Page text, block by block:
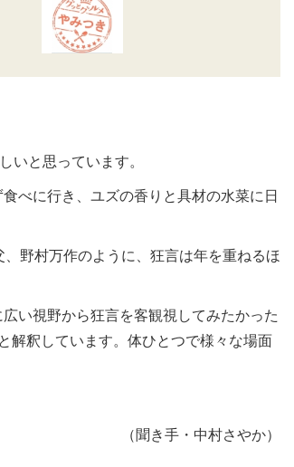
いと思っています。
べに行き、ユズの香りと具材の水菜に日
野村万作のように、狂言は年を重ねるほ
い視野から狂言を客観視してみたかった
解釈しています。体ひとつで様々な場面
（聞き手・中村さやか）